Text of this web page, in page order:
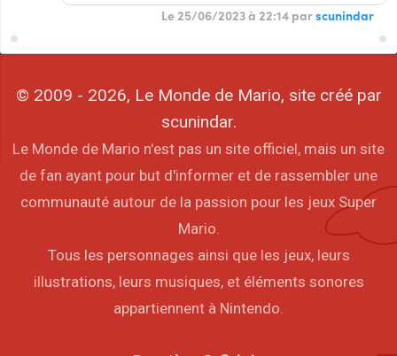
Le 25/06/2023 à 22:14 parscunindar
© 2009 - 2026, Le Monde de Mario, site créé par
scunindar.
Le Monde de Mario n'est pas un site officiel, mais un site
de fan ayant pour but d'informer et de rassembler une
communauté autour de la passion pour les jeux Super
Mario.
Tous les personnages ainsi que les jeux, leurs
illustrations, leurs musiques, et éléments sonores
appartiennent à Nintendo.